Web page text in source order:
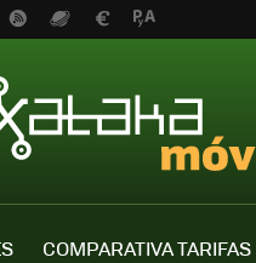
COMPARATIVA TARIFAS